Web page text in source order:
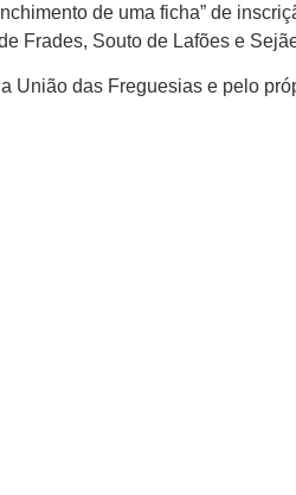
de uma ficha” de
Frades, Souto de Lafões e
União das Freguesias e pelo